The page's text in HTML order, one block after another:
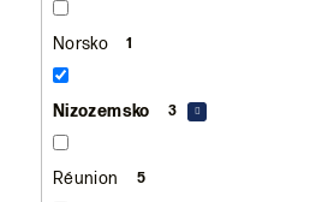
Norsko 1
Nizozemsko 3
Réunion 5